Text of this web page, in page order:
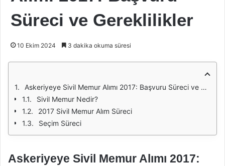
Süreci ve Gereklilikler
10 Ekim 2024 3 dakika okuma süresi
Askeriyeye Sivil Memur Alımı 2017: Başvuru Süreci ve Gereklilikler
Sivil Memur Nedir?
2017 Sivil Memur Alım Süreci
Seçim Süreci
Askeriyeye Sivil Memur Alımı 2017: